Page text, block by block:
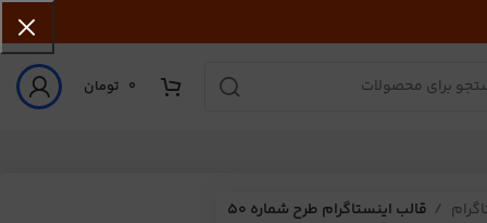
0 تومان
قالب اینستاگرام طرح شماره 50